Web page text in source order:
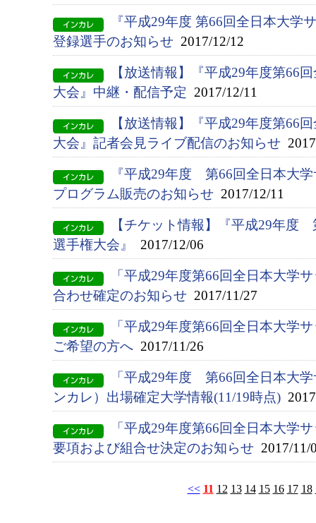
『平成29年度 第66回全日本大学
登録選手のお知らせ 2017/12/12
【放送情報】『平成29年度第66
大会』中継・配信予定 2017/12/11
【放送情報】『平成29年度第66
大会』記者会見ライブ配信のお知らせ
『平成29年度 第66回全日本大
プログラム販売のお知らせ 2017/12/11
【チケット情報】『平成29年度
選手権大会』
2017/12/06
「平成29年度第66回全日本大学
合わせ確定のお知らせ 2017/11/27
「平成29年度第66回全日本大学
ご希望の方へ 2017/11/26
「平成29年度 第66回全日本大
ンカレ）出場確定大学情報(11/19時点)
「平成29年度第66回全日本大学
要項および組合せ決定のお知らせ 2017/11/
<< 11 12 13 14 15 16 17 18